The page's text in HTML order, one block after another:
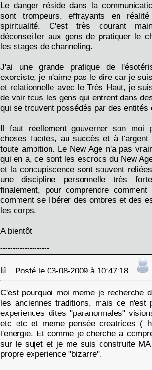
Le danger réside dans la
sont trompeurs, effrayants en
spiritualité. C'est très courant
déconseiller aux gens de pratiquer le
les stages de channeling.
J'ai une grande pratique de
exorciste, je n'aime pas le dire car je
et relationnelle avec le Très Haut, je
de voir tous les gens qui entrent dans
qui se trouvent possédés par des entités
Il faut réellement gouverner son moi
choses faciles, au succès et à
toute ambition. Le New Age n'a pas
qui en a, ce sont les escrocs du New
et la concupiscence sont souvent
une discipline personnelle très
finalement, pour comprendre
comment se libérer des ombres et des
les corps.
A bientôt
--------------------
Posté le 03-08-2009 à 10:47:18
C'est pourquoi moi meme je recherche
les anciennes traditions, mais ce n'est
experiences dites "paranormales"
etc etc et meme pensée creatrices (
l'energie. Et comme je cherche a
sur le sujet et je me suis construite
propre experience "bizarre".